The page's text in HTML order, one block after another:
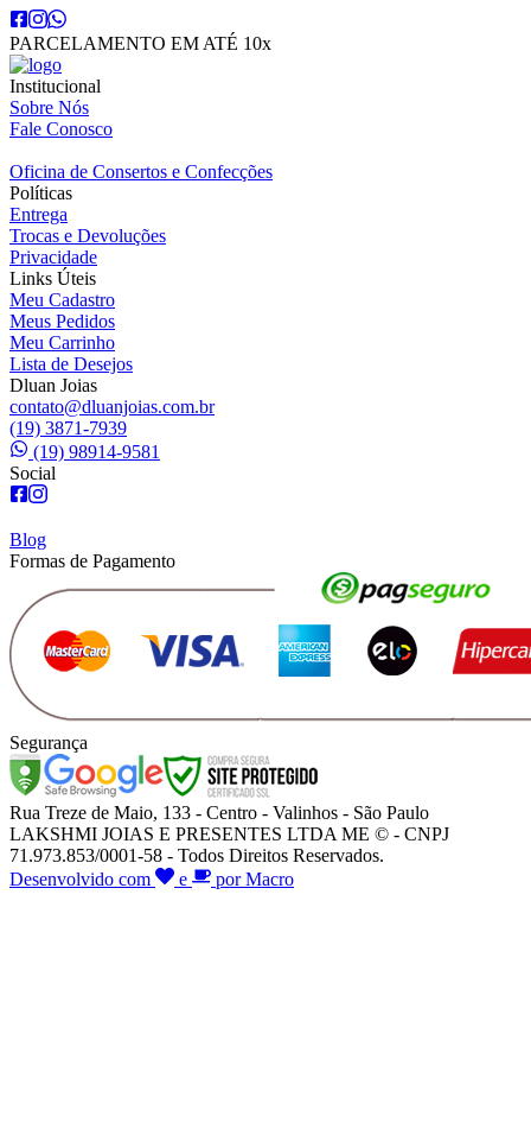
PARCELAMENTO EM ATÉ 10x
Institucional
Sobre Nós
Fale Conosco
Oficina de Consertos e Confecções
Políticas
Entrega
Trocas e Devoluções
Privacidade
Links Úteis
Meu Cadastro
Meus Pedidos
Meu Carrinho
Lista de Desejos
Dluan Joias
contato@dluanjoias.com.br
(19) 3871-7939
(19) 98914-9581
Social
Blog
Formas de Pagamento
Segurança
Rua Treze de Maio, 133 - Centro - Valinhos - São Paulo
LAKSHMI JOIAS E PRESENTES LTDA ME © - CNPJ
71.973.853/0001-58 - Todos Direitos Reservados.
Desenvolvido com
e por Macro